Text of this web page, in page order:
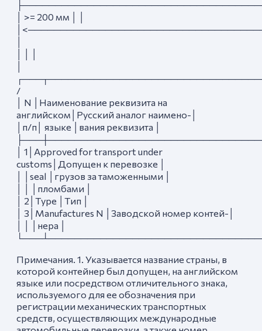
│ >= 200 мм │ │
/
│ N │Наименование реквизита на
английском│Русский аналог наимено-│
│п/п│ языке │вания реквизита │
│ 1│Approved for transport under
customs│Допущен к перевозке │
│ │seal │грузов за таможенными │
│ │ │пломбами │
│ 2│Туре │Тип │
│ 3│Manufactures N │Заводской номер контей-│
│ │ │нера │
Примечания. 1. Указывается название страны, в
которой контейнер был допущен, на английском
языке или посредством отличительного знака,
используемого для ее обозначения при
регистрации механических транспортных
средств, осуществляющих международные